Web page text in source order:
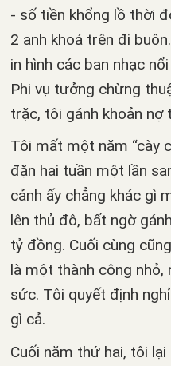
- số tiền khổng lồ thời
2 anh khoá trên đi
in hình các ban nhạc
Phi vụ tưởng chừng
trặc, tôi gánh khoản nợ
Tôi mất một năm “cày
đặn hai tuần một lần
cảnh ấy chẳng khác gì
lên thủ đô, bất ngờ
tỷ đồng. Cuối cùng
là một thành công nhỏ,
sức. Tôi quyết định
gì cả.
Cuối năm thứ hai, tôi